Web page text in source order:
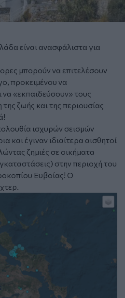
είναι ανασφάλιστα για
μπορούν να επιτελέσουν
προκειμένου να
να «εκπαιδεύσουν» τους
ζωής και της περιουσίας
ισχυρών σεισμών
και έγιναν ιδιαίτερα αισθητοί
ζημιές σε οικήματα
στην περιοχή του
Ευβοίας! Ο